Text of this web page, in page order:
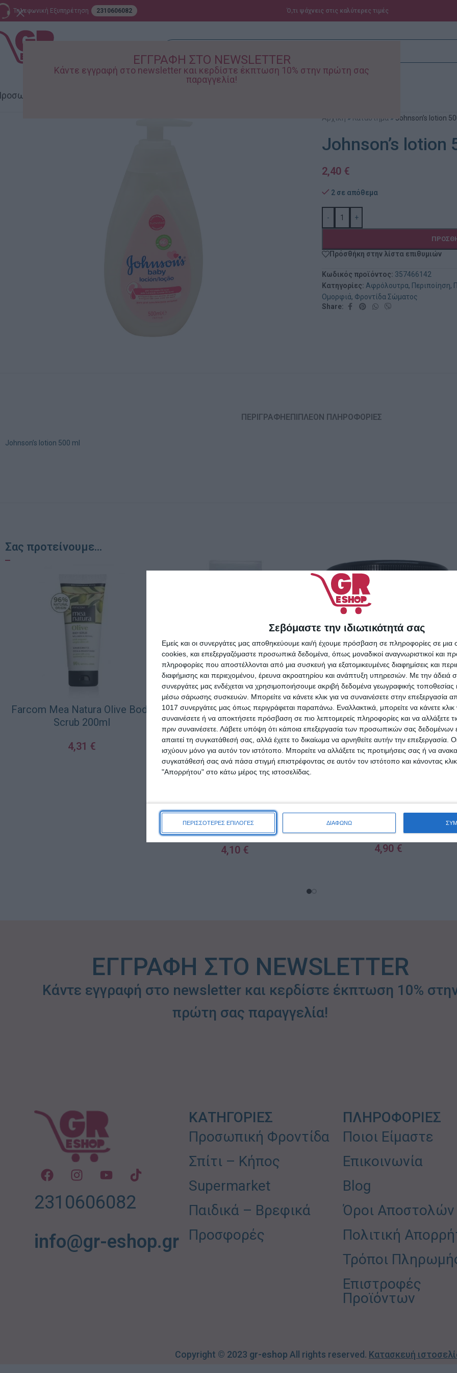
ΕΓΓΡΑΦΗ ΣΤΟ NEWSLETTER
Κάντε εγγραφή στο newsletter και κερδίστε έκπτωση 10% στην πρώτη σας
παραγγελία!
Σεβόμαστε την ιδιωτικότητά σας
Εμείς και οι συνεργάτες μας αποθηκεύουμε και/ή έχουμε πρόσβαση σε πληροφορίες σε
cookies, και επεξεργαζόμαστε προσωπικά δεδομένα, όπως μοναδικοί αναγνωριστικοί και
πληροφορίες που αποστέλλονται από μια συσκευή για εξατομικευμένες διαφημίσεις και
διαφήμισης και περιεχομένου, έρευνα ακροατηρίου και ανάπτυξη υπηρεσιών. Με την άδειά
συνεργάτες μας ενδέχεται να χρησιμοποιήσουμε ακριβή δεδομένα γεωγραφικής τοποθεσίας
μέσω σάρωσης συσκευών. Μπορείτε να κάνετε κλικ για να συναινέσετε στην επεξεργασία
1017 συνεργάτες μας όπως περιγράφεται παραπάνω. Εναλλακτικά, μπορείτε να κάνετε κλικ
συναινέσετε ή να αποκτήσετε πρόσβαση σε πιο λεπτομερείς πληροφορίες και να αλλάξετε
πριν συναινέσετε. Λάβετε υπόψη ότι κάποια επεξεργασία των προσωπικών σας δεδομένων
απαιτεί τη συγκατάθεσή σας, αλλά έχετε το δικαίωμα να αρνηθείτε αυτήν την επεξεργασία.
ισχύουν μόνο για αυτόν τον ιστότοπο. Μπορείτε να αλλάξετε τις προτιμήσεις σας ή να
συγκατάθεσή σας ανά πάσα στιγμή επιστρέφοντας σε αυτόν τον ιστότοπο και κάνοντας
"Απορρήτου" στο κάτω μέρος της ιστοσελίδας.
ΠΕΡΙΣΣΟΤΕΡΕΣ ΕΠΙΛΟΓΕΣ ΔΙΑΦΩΝΩ
Τηλεφωνική Εξυπηρέτηση 2310606082 Ό,τι ψάχνεις στις καλύτερες τιμές
Φροντίδα
Αρχική » Κατάστημα » Johnson’s lotion
Johnson’s lotion
2,40 €
2 σε απόθεμα
- +
Πρόσθήκη στην λίστα επιθυμιών
Κωδικός προϊόντος: 357466142
Κατηγορίες: Αφρόλουτρα, Περιποίηση,
Ομορφιά, Φροντίδα Σώματος
Share:
ΠΕΡΙΓΡΑΦΉΕΠΙΠΛΈΟΝ ΠΛΗΡΟΦΟΡΊΕΣ
Johnson’s lotion 500 ml
Σας προτείνουμε...
Farcom Mea Natura Olive Body
Scrub 200ml
4,31 €
Hug Me Dry Oil 100ml
4,10 €
Μπάνιου σε Κρυστάλλους
1000gr
4,90 €
ΕΓΓΡΑΦΗ ΣΤΟ NEWSLETTER
Κάντε εγγραφή στο newsletter και κερδίστε έκπτωση 10%
πρώτη σας παραγγελία!
2310606082
info@gr-eshop.gr
ΚΑΤΗΓΟΡΙΕΣ
Προσωπική Φροντίδα
Σπίτι – Κήπος
Supermarket
Παιδικά – Βρεφικά
Προσφορές
ΠΛΗΡΟΦΟΡΙΕΣ
Ποιοι Είμαστε
Επικοινωνία
Blog
Όροι Αποστολών
Πολιτική
Τρόποι
Επιστροφές
Προϊόντων
Copyright © 2023 gr-eshop All rights reserved. Κατασκευή